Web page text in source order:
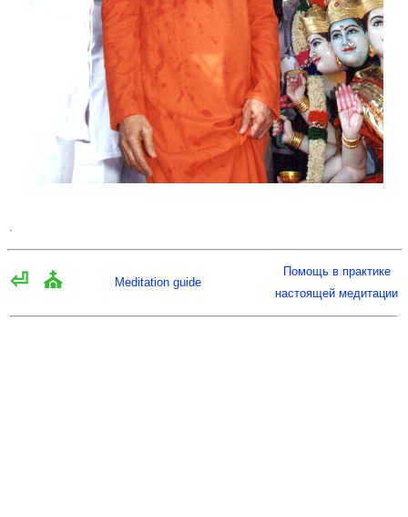
⏎ ⛪ Meditation guide
Помощь в практике
настоящей медитации